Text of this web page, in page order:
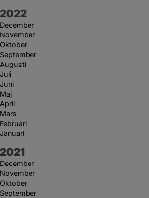
År:
2022
December
November
Oktober
September
Augusti
Juli
Juni
Maj
April
Mars
Februari
Januari
År:
2021
December
November
Oktober
September